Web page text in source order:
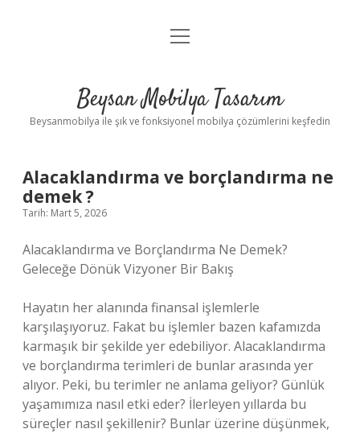
Anasayfa
Yasal Uyarı
menüyü
Beysan Mobilya Tasarım
Beysanmobilya ile şık ve fonksiyonel mobilya çözümlerini keşfedin
Alacaklandırma ve borçlandırma ne
demek ?
Tarih: Mart 5, 2026
Alacaklandırma ve Borçlandırma Ne Demek?
Geleceğe Dönük Vizyoner Bir Bakış
Hayatın her alanında finansal işlemlerle
karşılaşıyoruz. Fakat bu işlemler bazen kafamızda
karmaşık bir şekilde yer edebiliyor. Alacaklandırma
ve borçlandırma terimleri de bunlar arasında yer
alıyor. Peki, bu terimler ne anlama geliyor? Günlük
yaşamımıza nasıl etki eder? İlerleyen yıllarda bu
süreçler nasıl şekillenir? Bunlar üzerine düşünmek,